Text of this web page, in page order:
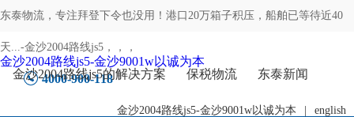
东泰物流，专注拜登下令也没用！港口20万箱子积压，船舶已等待近40
天...-金沙2004路线js5 ，，，
4000-900-118
金沙2004路线js5-金沙9001w以诚为本 english
金沙2004路线js5-金沙9001w以诚为本
金沙2004路线js5的解决方案
保税物流 东泰新闻